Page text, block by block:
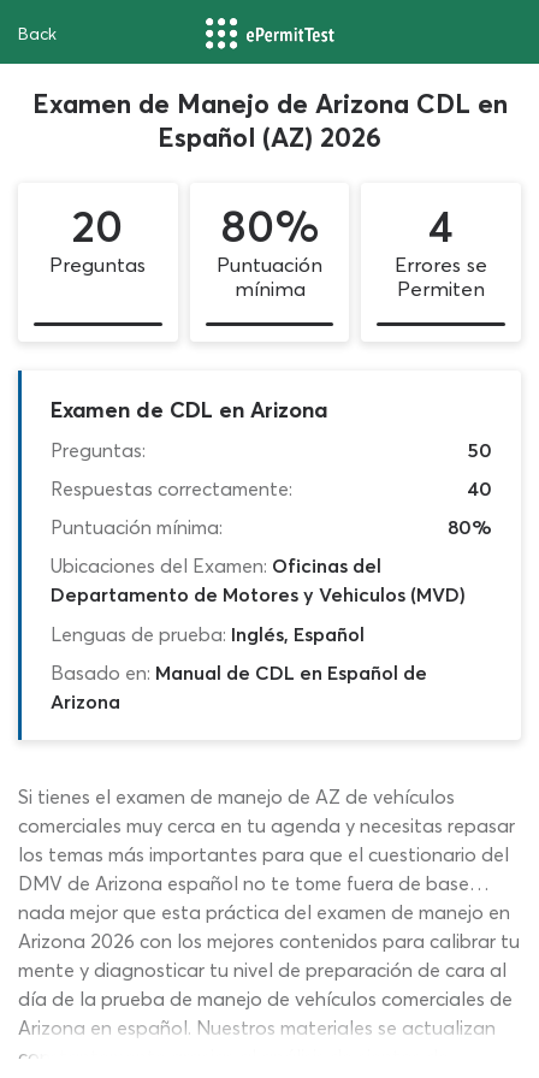
Back
Examen de Manejo de Arizona CDL en
Español (AZ) 2026
20
Preguntas
80%
Puntuación
mínima
4
Errores se
Permiten
Examen de CDL en Arizona
Preguntas:
50
Respuestas correctamente:
40
Puntuación mínima:
80%
Ubicaciones del Examen: Oficinas del
Departamento de Motores y Vehiculos (MVD)
Lenguas de prueba: Inglés, Español
Basado en: Manual de CDL en Español de
Arizona
Si tienes el examen de manejo de AZ de vehículos
comerciales muy cerca en tu agenda y necesitas repasar
los temas más importantes para que el cuestionario del
DMV de Arizona español no te tome fuera de base…
nada mejor que esta práctica del examen de manejo en
Arizona 2026 con los mejores contenidos para calibrar tu
mente y diagnosticar tu nivel de preparación de cara al
día de la prueba de manejo de vehículos comerciales de
Arizona en español. Nuestros materiales se actualizan
constantemente gracias al análisis de cientos de